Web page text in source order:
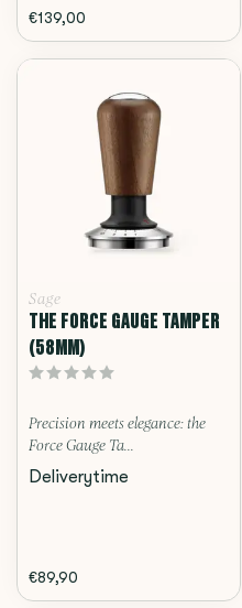
€139,00
Sage
THE FORCE GAUGE TAMPER
(58MM)
Precision meets elegance: the
Force Gauge Ta...
Deliverytime
€89,90